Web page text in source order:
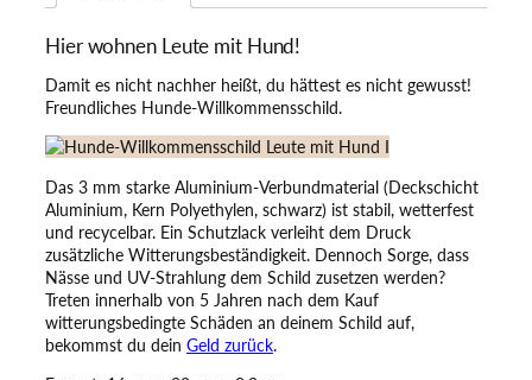
l
l
k
o
m
e
s
s
c
h
i
d
–
Hier wohnen Leute mit Hund!
Damit es nicht nachher heißt, du hättest es nicht gewusst!
Freundliches Hunde-Willkommensschild.
Das 3 mm starke Aluminium-Verbundmaterial (Deckschicht
Aluminium, Kern Polyethylen, schwarz) ist stabil, wetterfest
und recycelbar. Ein Schutzlack verleiht dem Druck
zusätzliche Witterungsbeständigkeit. Dennoch Sorge, dass
Nässe und UV-Strahlung dem Schild zusetzen werden?
Treten innerhalb von 5 Jahren nach dem Kauf
witterungsbedingte Schäden an deinem Schild auf,
bekommst du dein Geld zurück.